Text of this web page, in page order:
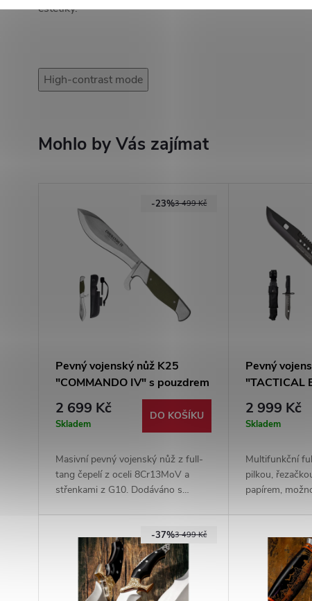
estetiky.
High-contrast mode
Mohlo by Vás zajímat
3 499 Kč
-23%
Pevný vojenský nůž K25
"COMMANDO IV" s pouzdrem
a křesadlem
2 699 Kč
Skladem
DO KOŠÍKU
Masivní pevný vojenský nůž z full-
tang čepelí z oceli 8Cr13MoV a
střenkami z G10. Dodáváno s
Pevný
"TACTICAL
2 999 Kč
Skladem
Multifunkční
pilkou,
papírem,
3 499 Kč
-37%